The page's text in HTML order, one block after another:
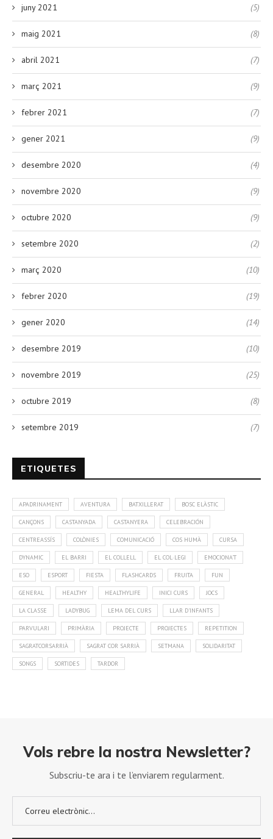
juny 2021 (5)
maig 2021 (8)
abril 2021 (7)
març 2021 (9)
febrer 2021 (7)
gener 2021 (9)
desembre 2020 (4)
novembre 2020 (9)
octubre 2020 (9)
setembre 2020 (2)
març 2020 (10)
febrer 2020 (19)
gener 2020 (14)
desembre 2019 (10)
novembre 2019 (25)
octubre 2019 (8)
setembre 2019 (7)
ETIQUETES
APADRINAMENT AVENTURA BATXILLERAT BOSC ELÀSTIC
CANÇONS CASTANYADA CASTANYERA CELEBRACIÓN
CENTREASSÍS COLÒNIES COMUNICACIÓ COS HUMÀ CURSA
DYNAMIC EL BARRI EL COLLELL EL COL·LEGI EMOCIONA'T
ESO ESPORT FIESTA FLASHCARDS FRUITA FUN
GENERAL HEALTHY HEALTHYLIFE INICI CURS JOCS
LA CLASSE LADYBUG LEMA DEL CURS LLAR D'INFANTS
PARVULARI PRIMÀRIA PROJECTE PROJECTES REPETITION
SAGRATCORSARRIÀ SAGRAT COR SARRIÀ SETMANA SOLIDARITAT
SONGS SORTIDES TARDOR
Vols rebre la nostra Newsletter?
Subscriu-te ara i te l’enviarem regularment.